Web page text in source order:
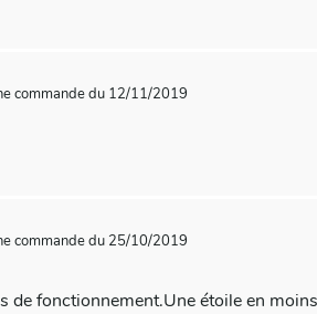
commande du 12/11/2019
commande du 25/10/2019
fonctionnement.Une étoile en